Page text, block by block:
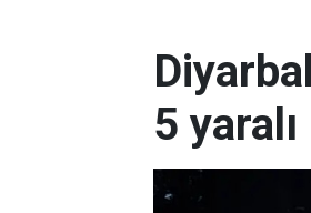
5 yaralı